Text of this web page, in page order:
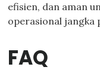
efisien, dan aman
operasional jangka
FAQ